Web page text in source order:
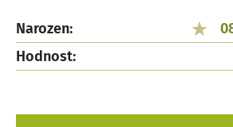
Narozen:
Hodnost: